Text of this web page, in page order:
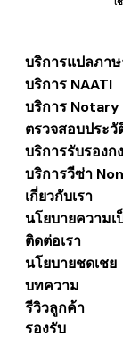
บริการแปลภา
บริการ NAATI
บริการ Notary
ตรวจสอบประ
บริการรับรองก
บริการวีซ่า
เกี่ยวกับเรา
นโยบายความ
ติดต่อเรา
นโยบายชดเชย
บทความ
รีวิวลูกค้า
รองรับ